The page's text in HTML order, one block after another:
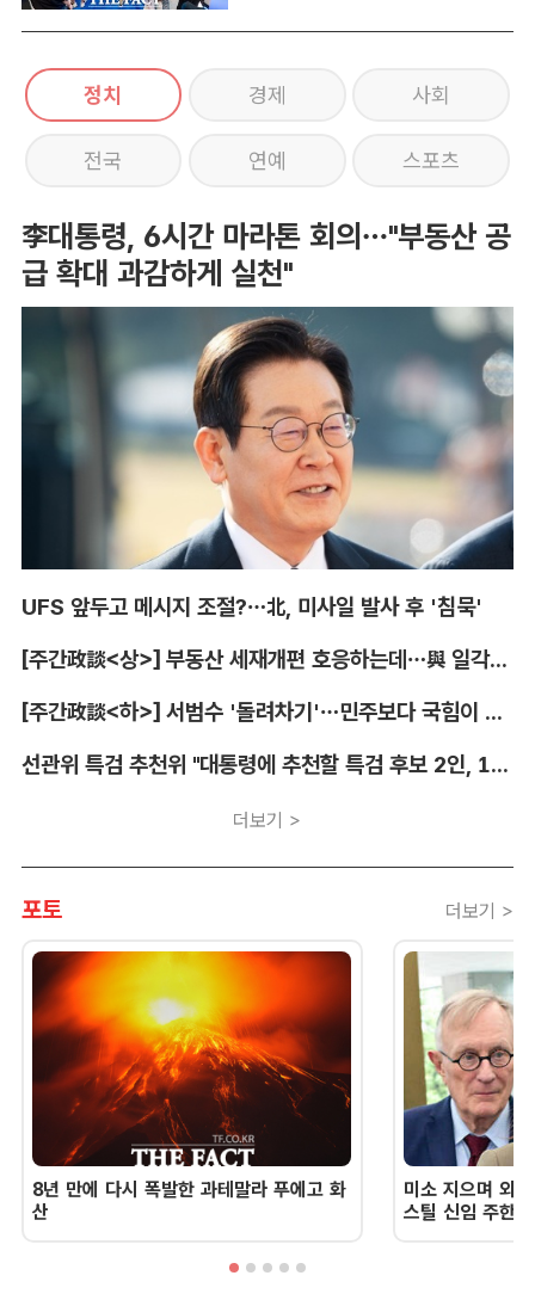
정치 경제 사회
전국 연예 스포츠
李대통령, 6시간 마라톤 회의…"부동산 공
급 확대 과감하게 실천"
UFS 앞두고 메시지 조절?…北, 미사일 발사 후 '침묵'
[주간政談<상>] 부동산 세재개편 호응하는데…與 일각의 속내
[주간政談<하>] 서범수 '돌려차기'…민주보다 국힘이 더 발끈
선관위 특검 추천위 "대통령에 추천할 특검 후보 2인, 14일 확정"
더보기 >
포토 더보기 >
8년 만에 다시 폭발한 과테말라 푸에고 화
산
미소 지으며 외
스틸 신임 주한